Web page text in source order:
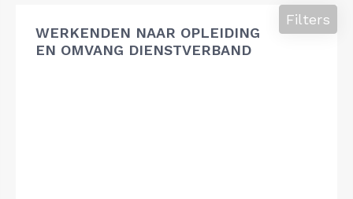
WERKENDEN NAAR OPLEIDING
EN OMVANG DIENSTVERBAND
Filters